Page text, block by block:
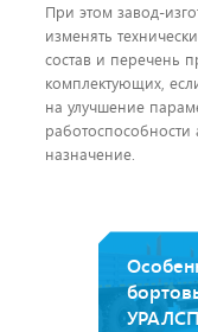
При этом завод-
изменять
состав и перечень
комплектующих,
на улучшение
назначение.